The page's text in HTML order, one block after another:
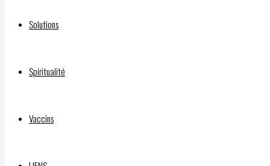
Solutions
Spiritualité
Vaccins